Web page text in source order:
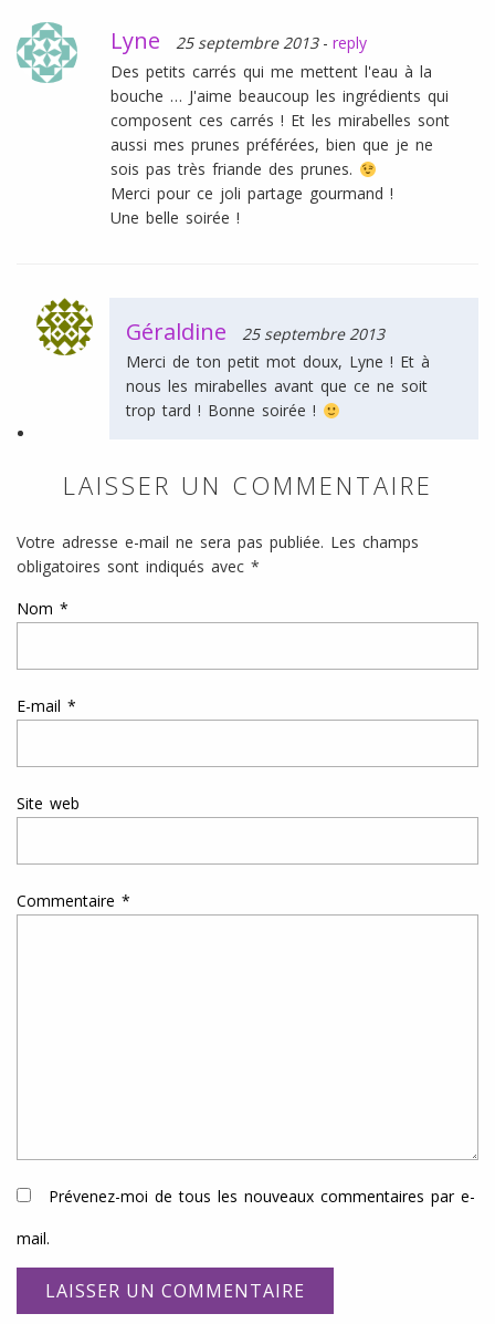
Lyne 25 septembre 2013 - reply
Des petits carrés qui me mettent l'eau à la
bouche … J'aime beaucoup les ingrédients qui
composent ces carrés ! Et les mirabelles sont
aussi mes prunes préférées, bien que je ne
sois pas très friande des prunes.
Merci pour ce joli partage gourmand !
Une belle soirée !
Géraldine
25 septembre 2013
Merci de ton petit mot doux, Lyne ! Et à
nous les mirabelles avant que ce ne soit
trop tard ! Bonne soirée !
LAISSER UN COMMENTAIRE
Votre adresse e-mail ne sera pas publiée. Les champs
obligatoires sont indiqués avec *
Nom *
E-mail *
Site web
Commentaire *
Prévenez-moi de tous les nouveaux commentaires par e-
mail.